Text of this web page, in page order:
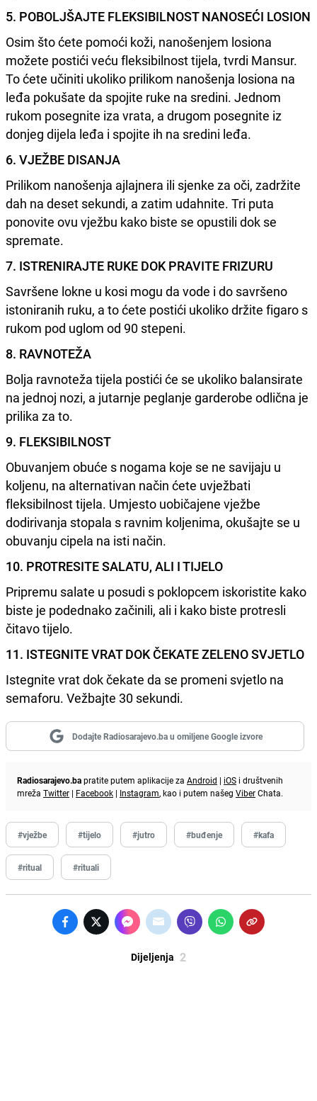
5. POBOLJŠAJTE FLEKSIBILNOST NANOSEĆI LOSION
Osim što ćete pomoći koži, nanošenjem losiona
možete postići veću fleksibilnost tijela, tvrdi Mansur.
To ćete učiniti ukoliko prilikom nanošenja losiona na
leđa pokušate da spojite ruke na sredini. Jednom
rukom posegnite iza vrata, a drugom posegnite iz
donjeg dijela leđa i spojite ih na sredini leđa.
6. VJEŽBE DISANJA
Prilikom nanošenja ajlajnera ili sjenke za oči, zadržite
dah na deset sekundi, a zatim udahnite. Tri puta
ponovite ovu vježbu kako biste se opustili dok se
spremate.
7. ISTRENIRAJTE RUKE DOK PRAVITE FRIZURU
Savršene lokne u kosi mogu da vode i do savršeno
istoniranih ruku, a to ćete postići ukoliko držite figaro s
rukom pod uglom od 90 stepeni.
8. RAVNOTEŽA
Bolja ravnoteža tijela postići će se ukoliko balansirate
na jednoj nozi, a jutarnje peglanje garderobe odlična je
prilika za to.
9. FLEKSIBILNOST
Obuvanjem obuće s nogama koje se ne savijaju u
koljenu, na alternativan način ćete uvježbati
fleksibilnost tijela. Umjesto uobičajene vježbe
dodirivanja stopala s ravnim koljenima, okušajte se u
obuvanju cipela na isti način.
10. PROTRESITE SALATU, ALI I TIJELO
Pripremu salate u posudi s poklopcem iskoristite kako
biste je podednako začinili, ali i kako biste protresli
čitavo tijelo.
11. ISTEGNITE VRAT DOK ČEKATE ZELENO SVJETLO
Istegnite vrat dok čekate da se promeni svjetlo na
semaforu. Vežbajte 30 sekundi.
Dodajte Radiosarajevo.ba u omiljene Google izvore
Radiosarajevo.bapratite putem aplikacije za Android | iOS i društvenih
mreža Twitter | Facebook | Instagram, kao i putem našeg ViberChata.
#vježbe #tijelo #jutro #buđenje #kafa
#ritual #rituali
Dijeljenja 2